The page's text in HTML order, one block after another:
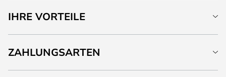
IHRE VORTEILE
ZAHLUNGSARTEN